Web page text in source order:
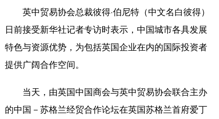
山东 河南 湖北 湖南
广东 广西 海南 重庆
四川 贵州
陕西 甘肃 青海 宁夏
新疆 内蒙古 黑龙江
英中贸易协会总裁彼得·伯尼特（中文名白彼得）
日前接受新华社记者专访时表示，中国城市各具发展
特色与资源优势，为包括英国企业在内的国际投资者
提供广阔合作空间。
当天，由英国中国商会与英中贸易协会联合主办
的中国－苏格兰经贸合作论坛在英国苏格兰首府爱丁